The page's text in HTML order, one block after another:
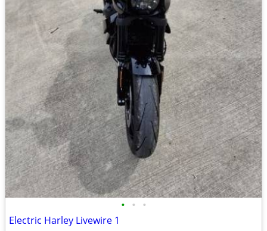
• • •
Electric Harley Livewire 1